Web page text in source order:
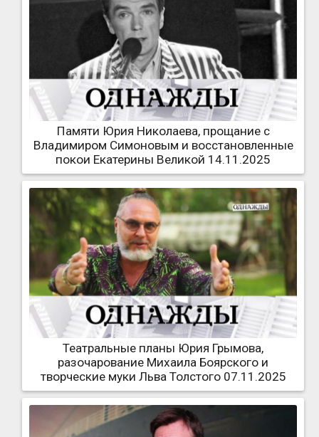
Памяти Юрия Николаева, прощание с
Владимиром Симоновым и восстановленные
покои Екатерины Великой 14.11.2025
Театральные планы Юрия Грымова,
разочарование Михаила Боярского и
творческие муки Льва Толстого 07.11.2025